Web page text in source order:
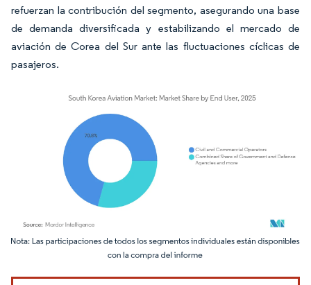
refuerzan la contribución del segmento, asegurando una base
de demanda diversificada y estabilizando el mercado de
aviación de Corea del Sur ante las fluctuaciones cíclicas de
pasajeros.
Imagen © Mordor Intelligence. El uso requiere atribución según CC BY 4.0.